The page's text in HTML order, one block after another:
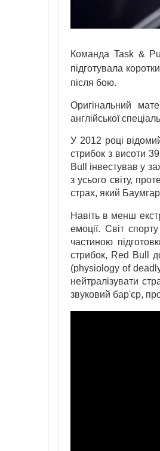
Команда Task &
підготувала
після бою.
Оригінальний
англійської
У 2012 році
стрибок з висоти
Bull інвестував у
з усього світу,
страх, який
Навіть в менш
емоції. Світ
частиною
стрибок, Red Bull
(physiology of
нейтралізувати
звуковий бар'єр,